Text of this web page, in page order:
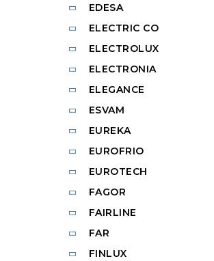
EDESA
ELECTRIC CO
ELECTROLUX
ELECTRONIA
ELEGANCE
ESVAM
EUREKA
EUROFRIO
EUROTECH
FAGOR
FAIRLINE
FAR
FINLUX